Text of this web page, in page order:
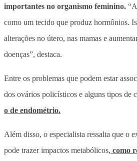
importantes no organismo feminino.
como um tecido que produz hormônios.
alterações no útero, nas mamas e
doenças”, destaca.
Entre os problemas que podem estar
dos ovários policísticos e alguns tipos de
o de endométrio.
Além disso, o especialista ressalta que o
pode trazer impactos metabólicos, como